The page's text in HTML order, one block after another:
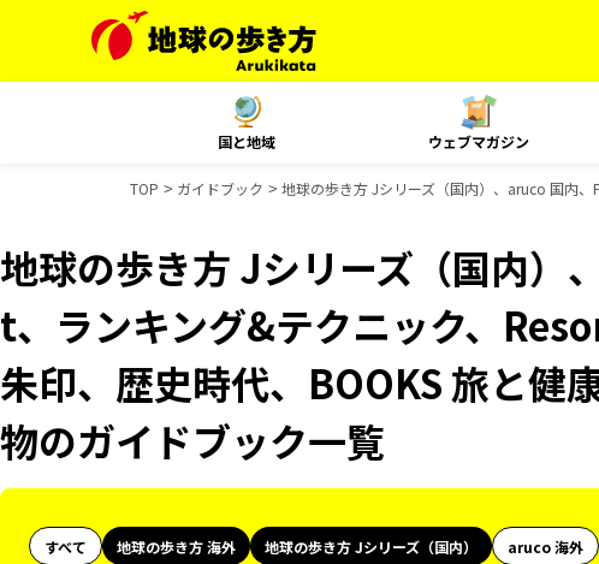
国と地域 ウェブマガジン
TOP ガイドブック 地球の歩き方 Jシリーズ（国内）、aruco 国内
地球の歩き方 Jシリーズ（国内）
t、ランキング&テクニック、
朱印、歴史時代、BOOKS 旅と健
物のガイドブック一覧
すべて 地球の歩き方 海外 地球の歩き方 Jシリーズ（国内） aruco 海外